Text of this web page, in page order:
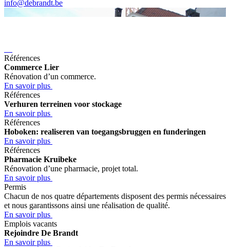
info@debrandt.be
Références
Commerce Lier
Rénovation d’un commerce.
En savoir plus
Références
Verhuren terreinen voor stockage
En savoir plus
Références
Hoboken: realiseren van toegangsbruggen en funderingen
En savoir plus
Références
Pharmacie Kruibeke
Rénovation d’une pharmacie, projet total.
En savoir plus
Permis
Chacun de nos quatre départements disposent des permis nécessaires
et nous garantissons ainsi une réalisation de qualité.
En savoir plus
Emplois vacants
Rejoindre De Brandt
En savoir plus